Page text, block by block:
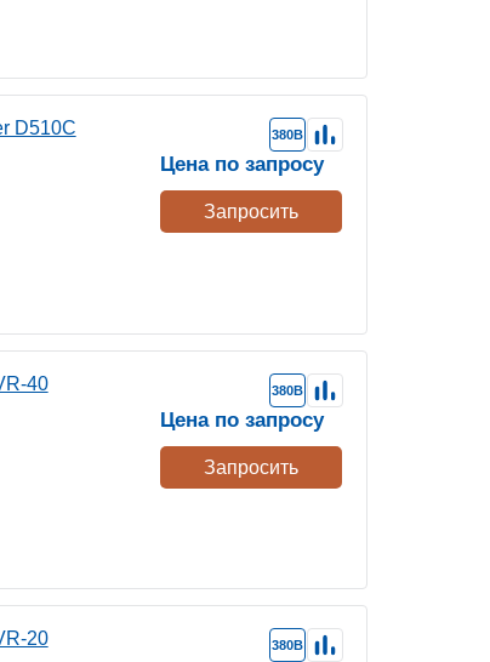
D510C 380В
Цена по запросу
Запросить
40 380В
Цена по запросу
Запросить
20 380В